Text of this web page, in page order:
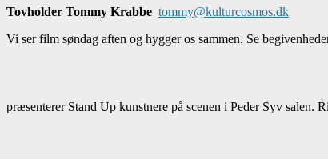
Tovholder Tommy Krabbe tommy@kulturcosmos.dk
Vi ser film søndag aften og hygger os sammen. Se
præsenterer Stand Up kunstnere på scenen i Peder Syv